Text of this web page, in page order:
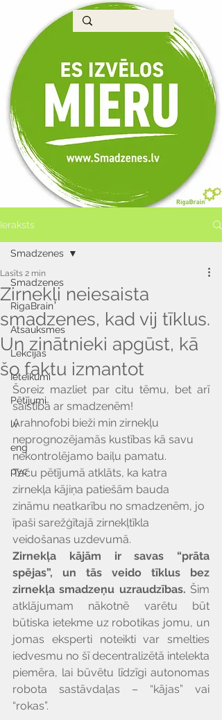
Ieraksts
Smadzenes
RigaBrain
Atsauksmes
Lekcijas
Ieteikumi
Pētījumi
lv
eng
рус
Smadzenes
Zirnekļi neiesaista
smadzenes, kad vij tīklus.
Un zinātnieki apgūst, kā
šo faktu izmantot
Lasīts 2 min
Šoreiz mazliet par citu tēmu, bet arī
saistībā ar smadzenēm!
Arahnofobi bieži min zirnekļu
neprognozējamās kustības kā savu
nekontrolējamo baiļu pamatu.
Taču pētījumā atklāts, ka katra
zirnekļa kājiņa patiešām bauda
zināmu neatkarību no smadzenēm, jo
īpaši sarežģītajā zirnekļtīkla
veidošanas uzdevumā.
Zirnekļa kājām ir savas “prāta
spējas”, un tās veido tīklus bez
zirnekļa smadzeņu uzraudzības. Šim
atklājumam nākotnē varētu būt
būtiska ietekme uz robotikas jomu, un
jomas eksperti noteikti var smelties
iedvesmu no šī decentralizētā intelekta
piemēra, lai būvētu līdzīgi autonomas
robota sastāvdaļas – “kājas” vai
“rokas”.